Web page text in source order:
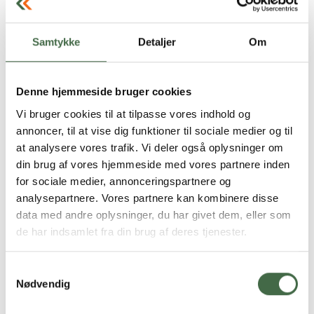
Samtykke Detaljer Om
Denne hjemmeside bruger cookies
Vi bruger cookies til at tilpasse vores indhold og
annoncer, til at vise dig funktioner til sociale medier og til
at analysere vores trafik. Vi deler også oplysninger om
din brug af vores hjemmeside med vores partnere inden
for sociale medier, annonceringspartnere og
analysepartnere. Vores partnere kan kombinere disse
data med andre oplysninger, du har givet dem, eller som
de har indsamlet fra din brug af deres tjenester.
Nødvendig
refleksion blandt soldaterne, men ikke til egentlig uro.
"Generelt synes jeg, de tager det meget godt og
HKKF.
"Dét man savner, er det her organisationsskema, som
man skal agere i."
Soldaterne er vant til forandringer.
"Det er et af vores mottoer i Haderslev at være
omstillingsparat. Men nogen kan godt finde på at søge
andre steder hen, hvis de ikke kan se sig selv i det nye."
For nogle er det tabet af opgaven, der vægter tungest.